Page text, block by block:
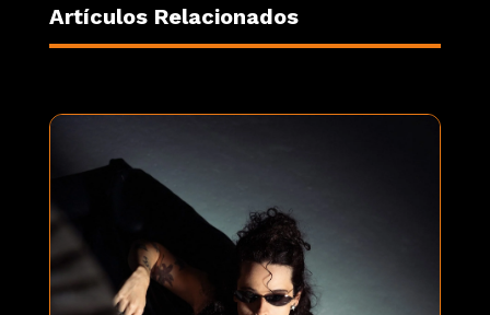
Artículos Relacionados